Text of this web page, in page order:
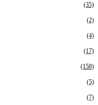
(35)
(2)
(4)
(17)
(158)
(5)
(7)